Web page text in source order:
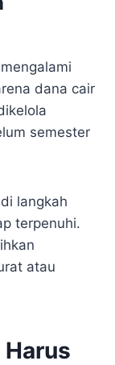
dana cair
semester
langkah
terpenuhi.
atau
Harus